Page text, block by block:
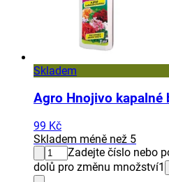
Skladem
Agro Hnojivo kapalné
99 Kč
Skladem méně než 5
Zadejte číslo nebo
dolů pro změnu množství1